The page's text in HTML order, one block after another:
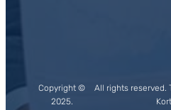
Copyright ©
2025.
All rights reserved.